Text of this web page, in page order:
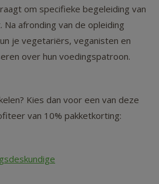
om specifieke begeleiding van
afronding van de opleiding
je vegetariërs, veganisten en
over hun voedingspatroon.
Kies dan voor een van deze
van 10% pakketkorting: